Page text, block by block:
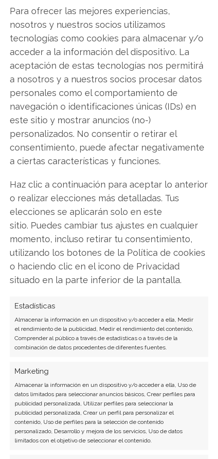
Para ofrecer las mejores experiencias,
nosotros y nuestros socios utilizamos
tecnologías como cookies para almacenar y/o
acceder a la información del dispositivo. La
aceptación de estas tecnologías nos permitirá
a nosotros y a nuestros socios procesar datos
personales como el comportamiento de
navegación o identificaciones únicas (IDs) en
este sitio y mostrar anuncios (no-)
personalizados. No consentir o retirar el
consentimiento, puede afectar negativamente
a ciertas características y funciones.
Haz clic a continuación para aceptar lo anterior
o realizar elecciones más detalladas. Tus
elecciones se aplicarán solo en este
sitio. Puedes cambiar tus ajustes en cualquier
momento, incluso retirar tu consentimiento,
utilizando los botones de la Política de cookies
o haciendo clic en el icono de Privacidad
situado en la parte inferior de la pantalla.
Estadísticas
Almacenar la información en un dispositivo y/o acceder a ella, Medir
el rendimiento de la publicidad, Medir el rendimiento del contenido,
Comprender al público a través de estadísticas o a través de la
combinación de datos procedentes de diferentes fuentes.
Marketing
Almacenar la información en un dispositivo y/o acceder a ella, Uso de
datos limitados para seleccionar anuncios básicos, Crear perfiles para
publicidad personalizada, Utilizar perfiles para seleccionar la
publicidad personalizada, Crear un perfil para personalizar el
contenido, Uso de perfiles para la selección de contenido
personalizado, Desarrollo y mejora de los servicios, Uso de datos
limitados con el objetivo de seleccionar el contenido.
Facebook
LinkedIn
Copiar enlace
SOBRE EL AUTOR
Laura Fernández Silva
Analista tecnológica enfocada en innovación digital,
comercio electrónico y aplicaciones móviles.
Colaboradora habitual en medios especializados
del sector tech.
Ver todos los artículos →